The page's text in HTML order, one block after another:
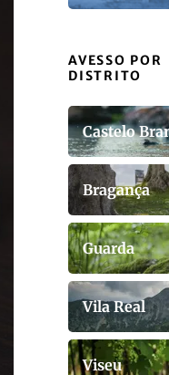
AVESSO POR
DISTRITO
Castelo
Bragança
Guarda
Vila Real
Viseu